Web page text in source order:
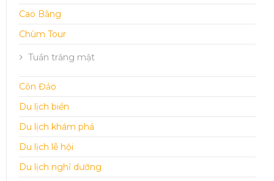
Cao Bằng
Chùm Tour
Tuần trăng mật
Côn Đảo
Du lịch biển
Du lịch khám phá
Du lịch lễ hội
Du lịch nghỉ dưỡng